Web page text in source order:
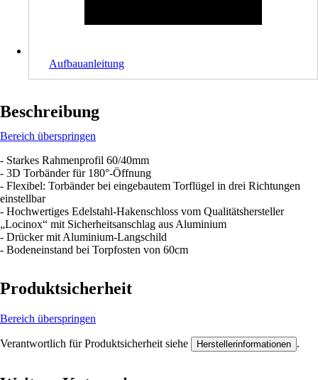
Aufbauanleitung
Beschreibung
Bereich überspringen
- Starkes Rahmenprofil 60/40mm
- 3D Torbänder für 180°-Öffnung
- Flexibel: Torbänder bei eingebautem Torflügel in drei Richtungen
einstellbar
- Hochwertiges Edelstahl-Hakenschloss vom Qualitätshersteller
„Locinox“ mit Sicherheitsanschlag aus Aluminium
- Drücker mit Aluminium-Langschild
- Bodeneinstand bei Torpfosten von 60cm
Produktsicherheit
Bereich überspringen
Verantwortlich für Produktsicherheit siehe Herstellerinformationen .